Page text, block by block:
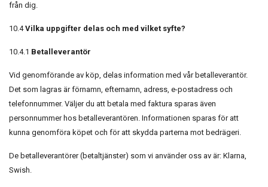
från dig.
10.4Vilka uppgifter delas och med vilket syfte?
10.4.1 Betalleverantör
Vid genomförande av köp, delas information med vår betalleverantör.
Det som lagras är förnamn, efternamn, adress, e-postadress och
telefonnummer. Väljer du att betala med faktura sparas även
personnummer hos betalleverantören. Informationen sparas för att
kunna genomföra köpet och för att skydda parterna mot bedrägeri.
De betalleverantörer (betaltjänster) som vi använder oss av är: Klarna,
Swish.